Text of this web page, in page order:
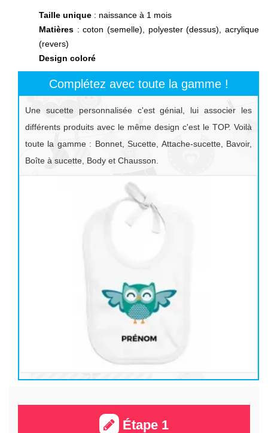
Taille unique : naissance à 1 mois
Matières : coton (semelle), polyester (dessus), acrylique
(revers)
Design coloré
Complétez avec toute la gamme !
Une sucette personnalisée c'est génial, lui associer les
différents produits avec le même design c'est le TOP. Voilà
toute la gamme : Bonnet, Sucette, Attache-sucette, Bavoir,
Boîte à sucette, Body et Chausson.
Étape 1